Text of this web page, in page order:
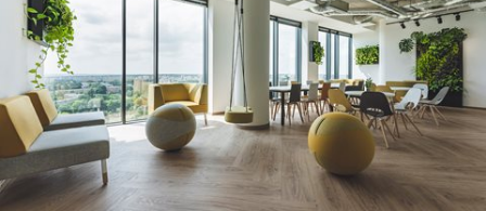
A Dotto minden munkaállomás tökéletes
kiegészítője, így sokkal barátságos légkört
A termékpaletta kocka, henger vagy gömb
alakú puffokból áll